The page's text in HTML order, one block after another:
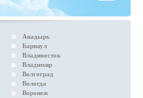
Анадырь
Барнаул
Владивосток
Владимир
Волгоград
Вологда
Воронеж